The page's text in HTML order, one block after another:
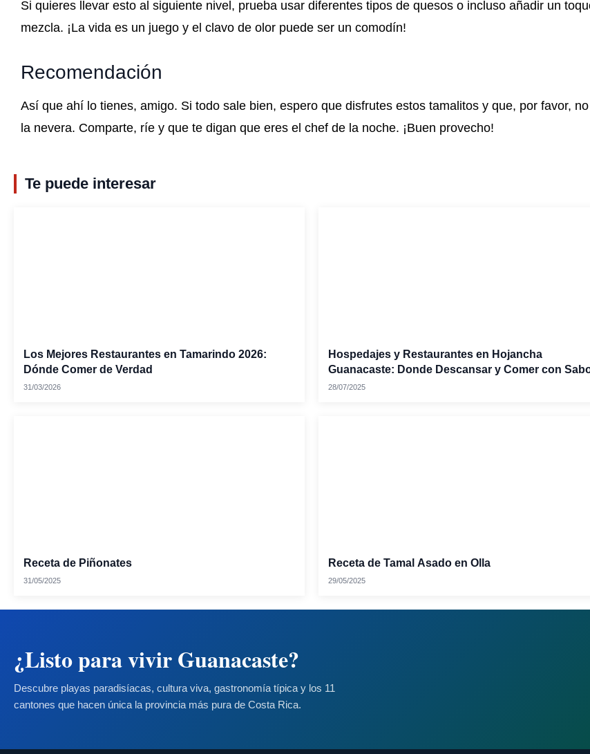
Si quieres llevar esto al siguiente nivel, prueba usar diferentes tipos de quesos o incluso añadir un
mezcla. ¡La vida es un juego y el clavo de olor puede ser un comodín!
Recomendación
Así que ahí lo tienes, amigo. Si todo sale bien, espero que disfrutes estos tamalitos y que, por favor,
la nevera. Comparte, ríe y que te digan que eres el chef de la noche. ¡Buen provecho!
Te puede interesar
Los Mejores Restaurantes en Tamarindo 2026:
Dónde Comer de Verdad
31/03/2026
Hospedajes y Restaurantes en Hojancha
Guanacaste: Donde Descansar y Comer con
28/07/2025
Receta de Piñonates
31/05/2025
Receta de Tamal Asado en Olla
29/05/2025
¿Listo para vivir Guanacaste?
Descubre playas paradisíacas, cultura viva, gastronomía típica y los 11
cantones que hacen única la provincia más pura de Costa Rica.